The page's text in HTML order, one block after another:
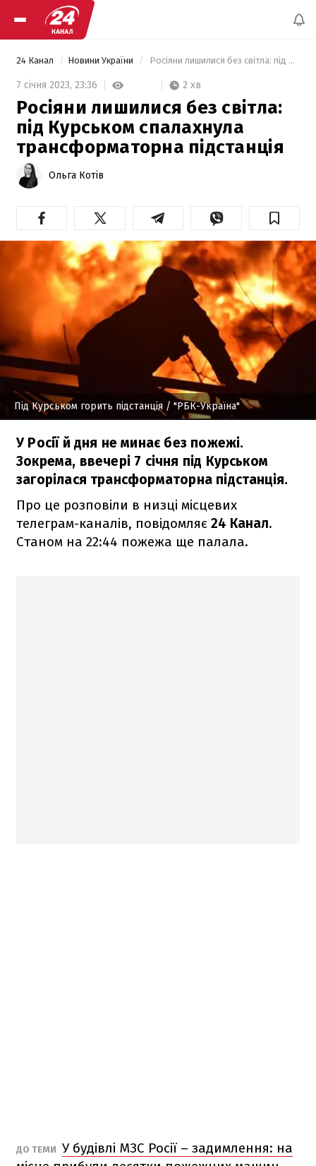
24 Канал Новини України Росіяни лишилися без світла: під Курськом спалахнула трансформаторна підстанція
7 січня 2023, 23:36 2 хв
Росіяни лишилися без світла:
під Курськом спалахнула
трансформаторна підстанція
Ольга Котів
Під Курськом горить підстанція / "РБК-Україна"
У Росії й дня не минає без пожежі.
Зокрема, ввечері 7 січня під Курськом
загорілася трансформаторна підстанція.
Про це розповіли в низці місцевих
телеграм-каналів, повідомляє 24 Канал.
Станом на 22:44 пожежа ще палала.
ДО ТЕМИ У будівлі МЗС Росії – задимлення: на